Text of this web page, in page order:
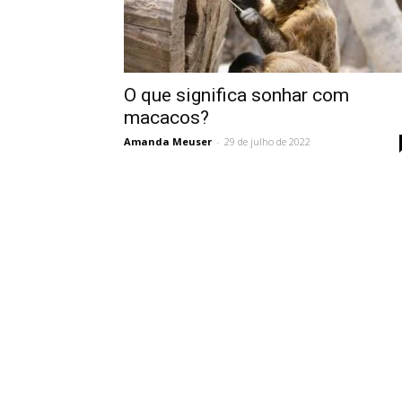
Vidência
O que significa sonhar com
macacos?
Amanda Meuser - 29 de julho de 2022